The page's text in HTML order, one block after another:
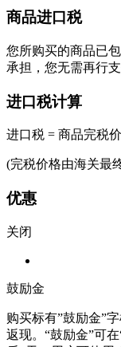
商品进口税
您所购买的商品已
承担，您无需再行
进口税计算
进口税 = 商品完税
(完税价格由海关最
优惠
关闭
鼓励金
购买标有”鼓励金”
返现。“鼓励金”可